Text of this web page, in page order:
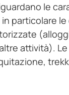
le
particolare
attività).